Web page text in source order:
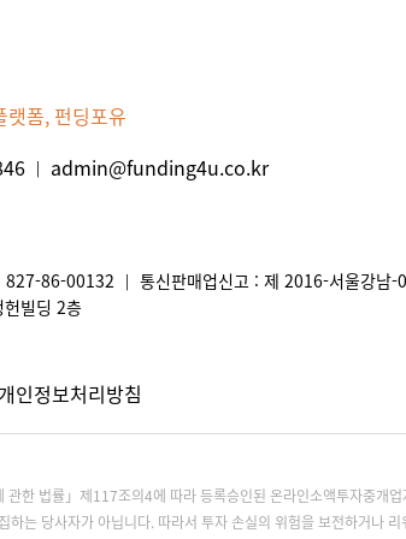
폼, 펀딩포유
| admin@funding4u.co.kr
827-86-00132 | 통신판매업신고 : 제 2016-서울강남-
빌딩 2층
개인정보처리방침
관한 법률」제117조의4에 따라 등록승인된 온라인소액투자중개
하는 당사자가 아닙니다. 따라서 투자 손실의 위험을 보전하거나